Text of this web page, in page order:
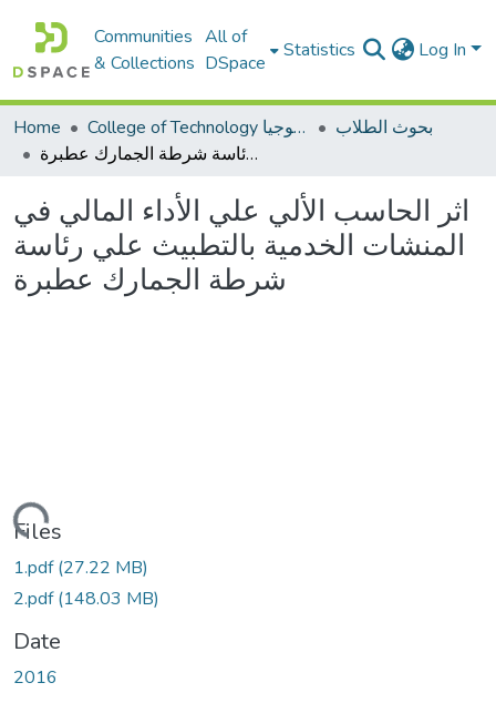
Communities
& Collections
All of
DSpace
Statistics Log In
Home College of Technology كلية التكنولوجيا
بحوث الطلاب
اثر الحاسب الألي علي الأداء المالي في المنشات الخدمية بالتطبيث علي رئاسة شرطة الجمارك عطبرة
اثر الحاسب الألي علي الأداء المالي في
المنشات الخدمية بالتطبيث علي رئاسة
شرطة الجمارك عطبرة
Files
1.pdf(27.22 MB)
2.pdf(148.03 MB)
Date
2016